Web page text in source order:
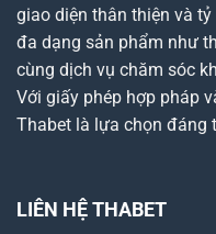
giao diện thân thiện và
đa dạng sản phẩm như
cùng dịch vụ chăm sóc
Với giấy phép hợp pháp
Thabet là lựa chọn đáng
LIÊN HỆ THABET